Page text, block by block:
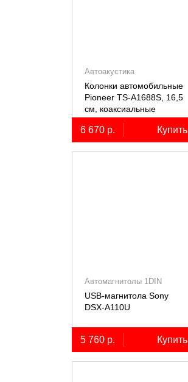
Автоакустика
Колонки автомобильные
Pioneer TS-A1688S, 16,5
см, коаксиальные
четырёхполосные, 2 шт.
6 670 р. Купить
Автомагнитолы 1DIN
USB-магнитола Sony
DSX-A110U
5 760 р. Купить